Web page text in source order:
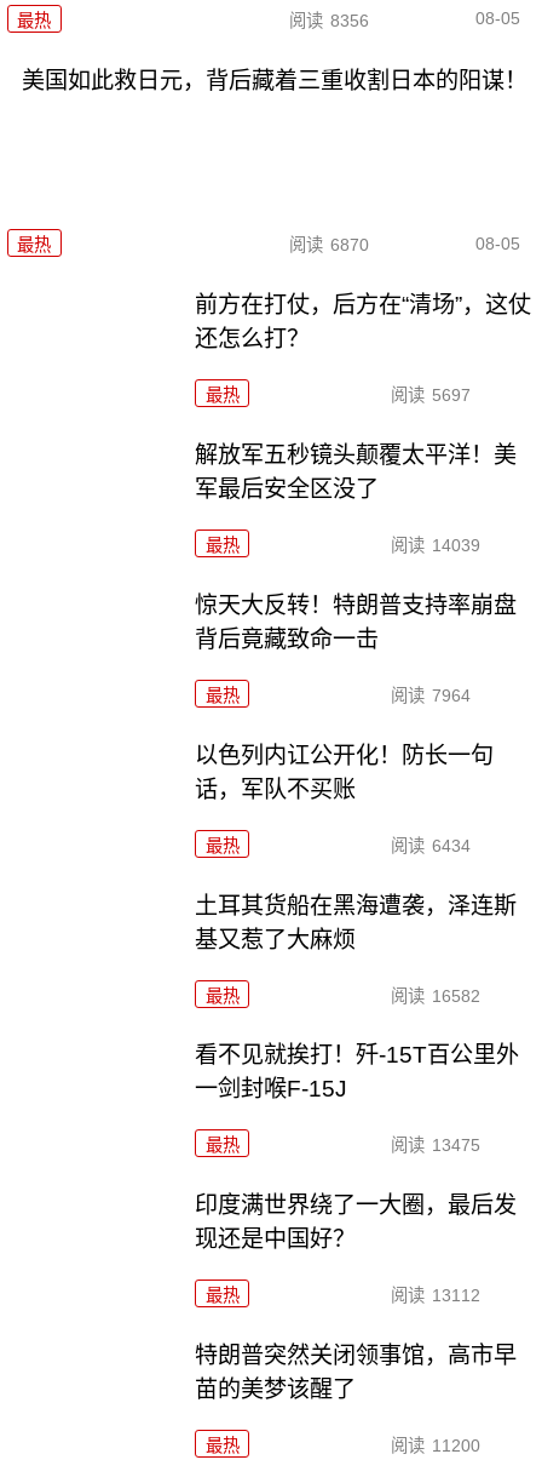
最热 阅读 8356 08-05
美国如此救日元，背后藏着三重收割日本的阳谋！
最热 阅读 6870 08-05
前方在打仗，后方在“清场”，这仗
还怎么打？
最热 阅读 5697
解放军五秒镜头颠覆太平洋！美
军最后安全区没了
最热 阅读 14039
惊天大反转！特朗普支持率崩盘
背后竟藏致命一击
最热 阅读 7964
以色列内讧公开化！防长一句
话，军队不买账
最热 阅读 6434
土耳其货船在黑海遭袭，泽连斯
基又惹了大麻烦
最热 阅读 16582
看不见就挨打！歼-15T百公里外
一剑封喉F-15J
最热 阅读 13475
印度满世界绕了一大圈，最后发
现还是中国好？
最热 阅读 13112
特朗普突然关闭领事馆，高市早
苗的美梦该醒了
最热 阅读 11200